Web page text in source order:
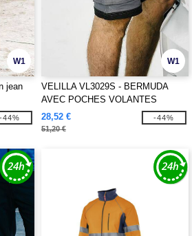
W1
jean
-44%
W1
VELILLA VL3029S - BERMUDA
AVEC POCHES VOLANTES
28,52 €
51,20 €
-44%